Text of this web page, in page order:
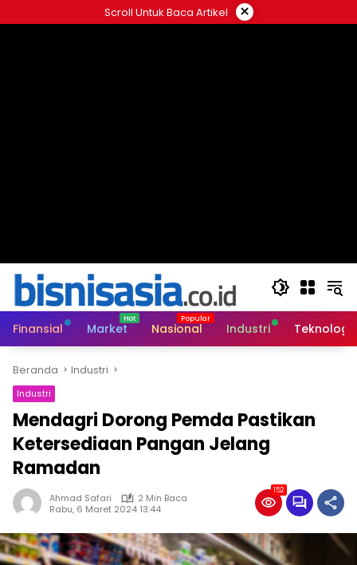
ke
Scroll Untuk Baca Artikel ×
Finansial Market Nasional Industri Teknologi
Beranda Industri
Industri
Mendagri Dorong Pemda Pastikan
Ketersediaan Pangan Jelang
Ramadan
Ahmad Safari
2 Min Baca
Rabu, 6 Maret 2024 13:44
152